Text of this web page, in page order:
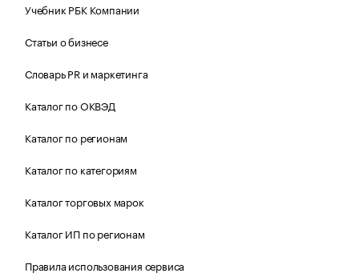
Учебник РБК Компании
Статьи о бизнесе
Словарь PR и маркетинга
Каталог по ОКВЭД
Каталог по регионам
Каталог по категориям
Каталог торговых марок
Каталог ИП по регионам
Правила использования сервиса